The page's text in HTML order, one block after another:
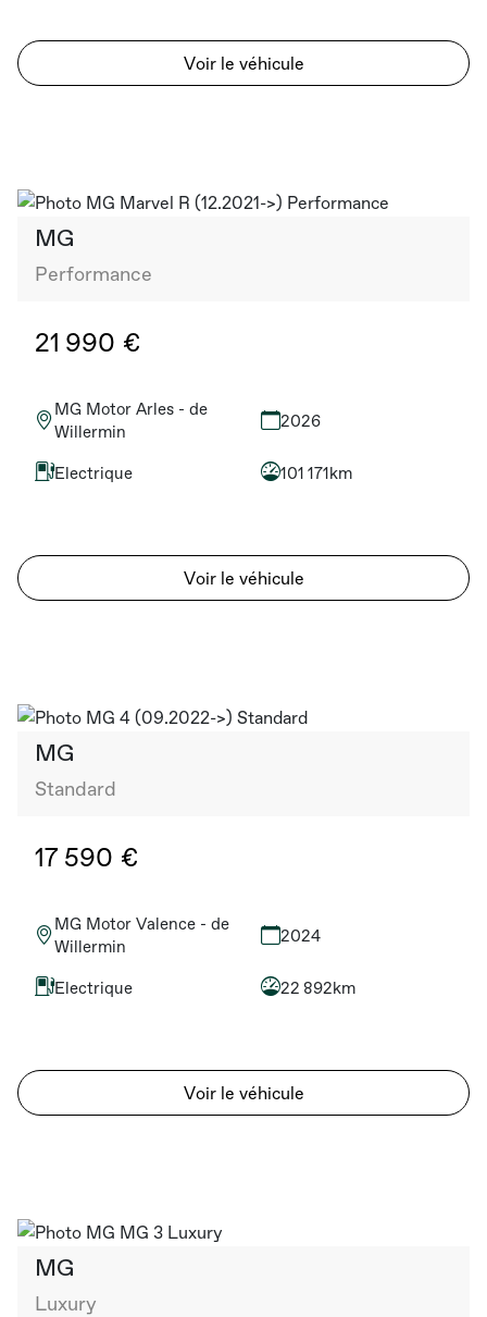
Voir le véhicule
MG
Performance
21 990 €
MG Motor Arles - de
Willermin
2026
Electrique 101 171km
Voir le véhicule
MG
Standard
17 590 €
MG Motor Valence - de
Willermin
2024
Electrique 22 892km
Voir le véhicule
MG
Luxury